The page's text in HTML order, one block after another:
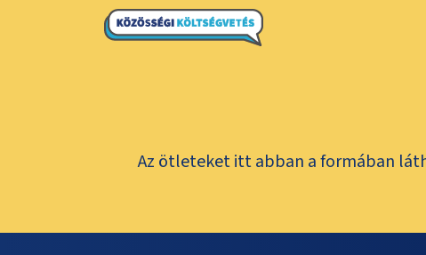
Az ötleteket itt abban a formában